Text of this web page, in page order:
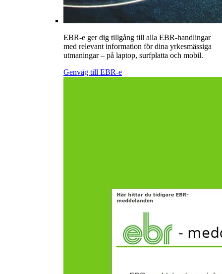
EBR-e ger dig tillgång till alla EBR-handlingar
med relevant information för dina yrkesmässiga
utmaningar – på laptop, surfplatta och mobil.
Genväg till EBR-e